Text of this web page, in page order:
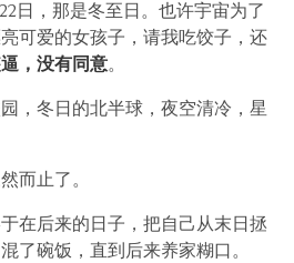
日，那是冬至日。也许宇宙为了
可爱的女孩子，请我吃饺子，还
，没有同意。
，冬日的北半球，夜空清冷，星
而止了。
在后来的日子，把自己从末日拯
了碗饭，直到后来养家糊口。